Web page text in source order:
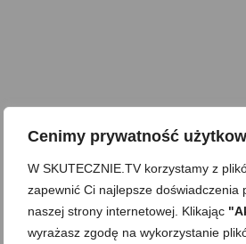
Cenimy prywatność
W SKUTECZNIE.TV korzystamy z
zapewnić Ci najlepsze doświadczenia
naszej strony internetowej. Klikając
wyrażasz zgodę na wykorzystanie